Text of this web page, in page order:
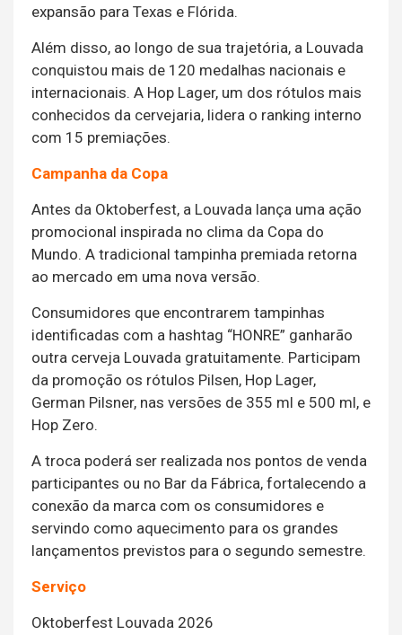
expansão para Texas e Flórida.
Além disso, ao longo de sua trajetória, a Louvada
conquistou mais de 120 medalhas nacionais e
internacionais. A Hop Lager, um dos rótulos mais
conhecidos da cervejaria, lidera o ranking interno
com 15 premiações.
Campanha da Copa
Antes da Oktoberfest, a Louvada lança uma ação
promocional inspirada no clima da Copa do
Mundo. A tradicional tampinha premiada retorna
ao mercado em uma nova versão.
Consumidores que encontrarem tampinhas
identificadas com a hashtag “HONRE” ganharão
outra cerveja Louvada gratuitamente. Participam
da promoção os rótulos Pilsen, Hop Lager,
German Pilsner, nas versões de 355 ml e 500 ml, e
Hop Zero.
A troca poderá ser realizada nos pontos de venda
participantes ou no Bar da Fábrica, fortalecendo a
conexão da marca com os consumidores e
servindo como aquecimento para os grandes
lançamentos previstos para o segundo semestre.
Serviço
Oktoberfest Louvada 2026